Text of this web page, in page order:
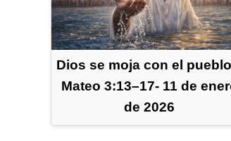
Dios se moja con el
Mateo 3:13–17- 11 de
de 2026